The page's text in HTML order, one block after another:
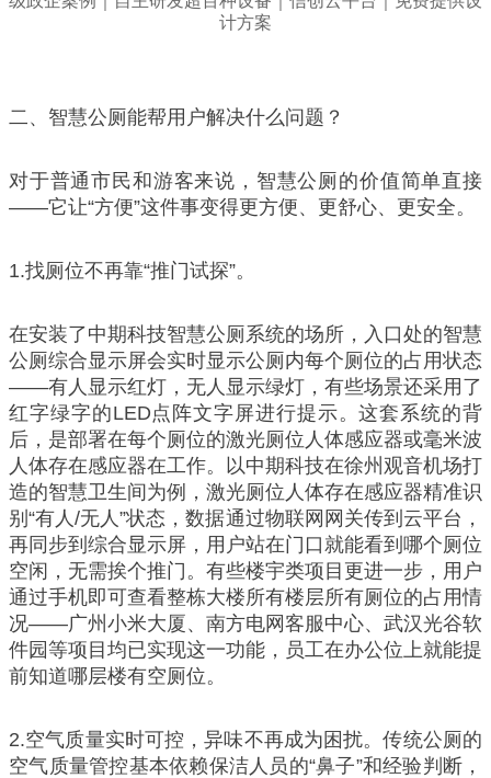
二、智慧公厕能帮用户解决什么问题？
对于普通市民和游客来说，智慧公厕的价值简单直接
——它让“方便”这件事变得更方便、更舒心、更安全。
1.找厕位不再靠“推门试探”。
在安装了中期科技智慧公厕系统的场所，入口处的智慧
公厕综合显示屏会实时显示公厕内每个厕位的占用状态
——有人显示红灯，无人显示绿灯，有些场景还采用了
红字绿字的LED点阵文字屏进行提示。这套系统的背
后，是部署在每个厕位的激光厕位人体感应器或毫米波
人体存在感应器在工作。以中期科技在徐州观音机场打
造的智慧卫生间为例，激光厕位人体存在感应器精准识
别“有人/无人”状态，数据通过物联网网关传到云平台，
再同步到综合显示屏，用户站在门口就能看到哪个厕位
空闲，无需挨个推门。有些楼宇类项目更进一步，用户
通过手机即可查看整栋大楼所有楼层所有厕位的占用情
况——广州小米大厦、南方电网客服中心、武汉光谷软
件园等项目均已实现这一功能，员工在办公位上就能提
前知道哪层楼有空厕位。
2.空气质量实时可控，异味不再成为困扰。传统公厕的
空气质量管控基本依赖保洁人员的“鼻子”和经验判断，